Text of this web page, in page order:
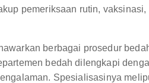
pemeriksaan rutin,
berbagai prosedur
bedah dilengkapi
Spesialisasinya